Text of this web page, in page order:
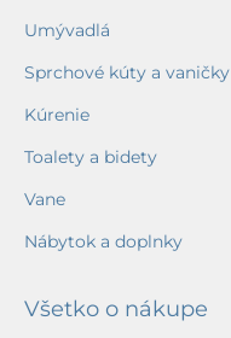
Umývadlá
Sprchové kúty a vaničky
Kúrenie
Toalety a bidety
Vane
Nábytok a doplnky
Všetko o nákupe